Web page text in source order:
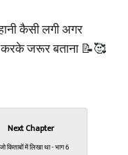
कैसी लगी अगर
करके जरूर बताना 📝🥰
Next Chapter
किताबों में लिखा था - भाग 6